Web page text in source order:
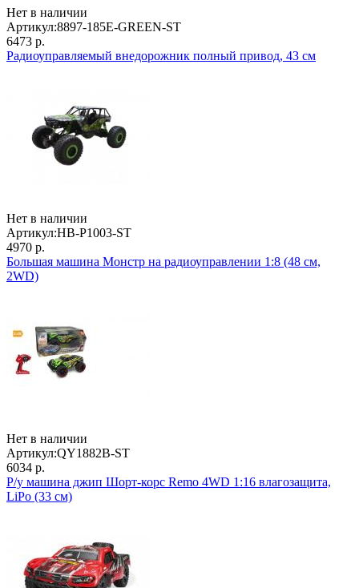
Нет в наличии
Артикул:8897-185E-GREEN-ST
6473 р.
Радиоуправляемый внедорожник полный привод, 43 см
Нет в наличии
Артикул:HB-P1003-ST
4970 р.
Большая машина Монстр на радиоуправлении 1:8 (48 см,
2WD)
Нет в наличии
Артикул:QY1882B-ST
6034 р.
Р/у машина джип Шорт-корс Remo 4WD 1:16 влагозащита,
LiPo (33 см)